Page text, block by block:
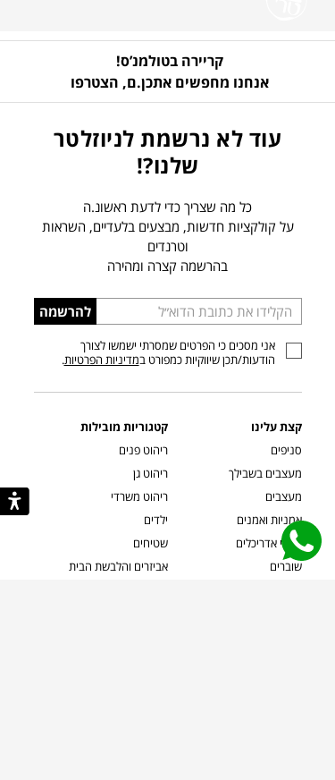
קריירה בטולמנ’ס!
אנחנו מחפשים אתכן.ם, הצטרפו
עוד לא נרשמת לניוזלטר
שלנו?!
כל מה שצריך כדי לדעת ראשונ.ה
על קולקציות חדשות, מבצעים בלעדיים, השראות
וטרנדים
בהרשמה קצרה ומהירה
הכניסו
כתובת
דוא”ל
להרשמה
אני מסכים כי הפרטים שמסרתי ישמשו לצורך
הודעות/תכן שיווקיות כמפורט במדיניות הפרטיות.
קצת עלינו
סניפים
מעצבים בשבילך
מעצבים
אמניות ואמנים
קשרי אדריכלים
שוברים
קטגוריות מובילות
ריהוט פנים
ריהוט גן
ריהוט משרדי
ילדים
שטיחים
אביזרים והלבשת הבית